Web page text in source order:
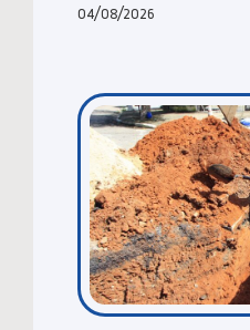
04/08/2026